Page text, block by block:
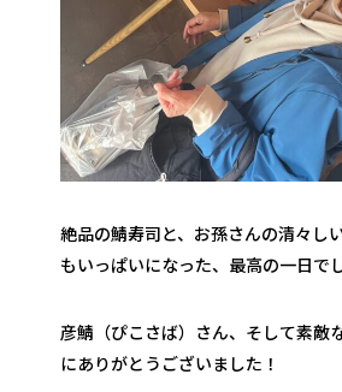
絶品の鯖寿司と、お孫さんの清々し
もいっぱいになった、最高の一日で
彦鯖（ぴこさば）さん、そして素敵
にありがとうございました！